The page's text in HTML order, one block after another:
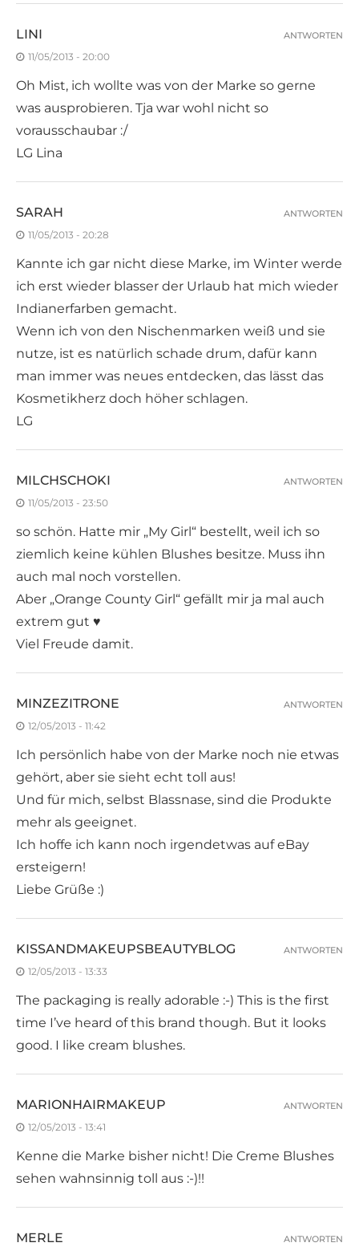
LINI
11/05/2013 - 20:00
Oh Mist, ich wollte was von der Marke so gerne
was ausprobieren. Tja war wohl nicht so
vorausschaubar :/
LG Lina
ANTWORTEN
SARAH
11/05/2013 - 20:28
Kannte ich gar nicht diese Marke, im Winter werde
ich erst wieder blasser der Urlaub hat mich wieder
Indianerfarben gemacht.
Wenn ich von den Nischenmarken weiß und sie
nutze, ist es natürlich schade drum, dafür kann
man immer was neues entdecken, das lässt das
Kosmetikherz doch höher schlagen.
LG
ANTWORTEN
MILCHSCHOKI
11/05/2013 - 23:50
so schön. Hatte mir „My Girl“ bestellt, weil ich so
ziemlich keine kühlen Blushes besitze. Muss ihn
auch mal noch vorstellen.
Aber „Orange County Girl“ gefällt mir ja mal auch
extrem gut ♥
Viel Freude damit.
ANTWORTEN
MINZEZITRONE
12/05/2013 - 11:42
Ich persönlich habe von der Marke noch nie etwas
gehört, aber sie sieht echt toll aus!
Und für mich, selbst Blassnase, sind die Produkte
mehr als geeignet.
Ich hoffe ich kann noch irgendetwas auf eBay
ersteigern!
Liebe Grüße :)
ANTWORTEN
KISSANDMAKEUPSBEAUTYBLOG
12/05/2013 - 13:33
The packaging is really adorable :-) This is the first
time I’ve heard of this brand though. But it looks
good. I like cream blushes.
ANTWORTEN
MARIONHAIRMAKEUP
12/05/2013 - 13:41
Kenne die Marke bisher nicht! Die Creme Blushes
sehen wahnsinnig toll aus :-)!!
ANTWORTEN
MERLE ANTWORTEN